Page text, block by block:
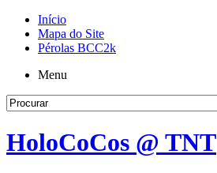
Início
Mapa do Site
Pérolas BCC2k
Menu
HoloCoCos @ TNT